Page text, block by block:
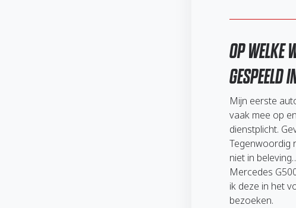
OP WELKE
GESPEELD
Mijn eerste
vaak mee op
dienstplicht.
Tegenwoordig
niet in
Mercedes
ik deze in het
bezoeken.